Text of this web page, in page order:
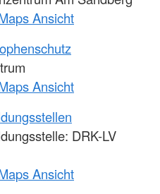
Ansicht
Ansicht
DRK-LV
Ansicht